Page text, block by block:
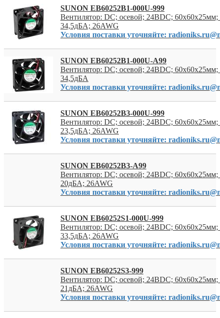
SUNON EB60252B1-000U-999
Вентилятор: DC; осевой; 24ВDC; 60x60x25мм;
34,5дБА; 26AWG
Условия поставки уточняйте:
SUNON EB60252B1-000U-A99
Вентилятор: DC; осевой; 24ВDC; 60x60x25мм;
34,5дБА
Условия поставки уточняйте:
SUNON EB60252B3-000U-999
Вентилятор: DC; осевой; 24ВDC; 60x60x25мм;
23,5дБА; 26AWG
Условия поставки уточняйте:
SUNON EB60252B3-A99
Вентилятор: DC; осевой; 24ВDC; 60x60x25мм;
20дБА; 26AWG
Условия поставки уточняйте:
SUNON EB60252S1-000U-999
Вентилятор: DC; осевой; 24ВDC; 60x60x25мм;
33,5дБА; 26AWG
Условия поставки уточняйте:
SUNON EB60252S3-999
Вентилятор: DC; осевой; 24ВDC; 60x60x25мм;
21дБА; 26AWG
Условия поставки уточняйте: